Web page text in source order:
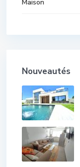
Maison
Nouveautés